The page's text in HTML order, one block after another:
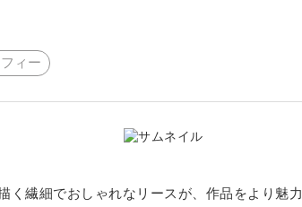
ィー
く繊細でおしゃれなリースが、作品をより魅